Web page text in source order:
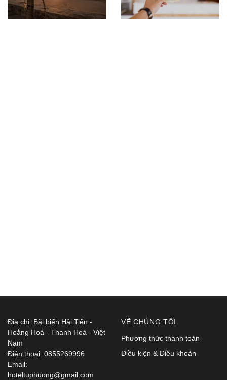
Địa chỉ: Bãi biển Hải Tiến -
Hoằng Hoá - Thanh Hoá - Việt
Nam
Điện thoại: 0855269996
Email:
hoteltuphuong@gmail.com
VỀ CHÚNG TÔI
Phương thức thanh toán
Điều kiện & Điều khoản